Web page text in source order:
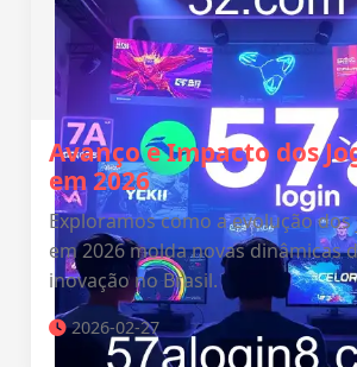
Avanço e Impacto dos
em 2026
Exploramos como a evolução
em 2026 molda novas dinâmicas
inovação no Brasil.
2026-02-27